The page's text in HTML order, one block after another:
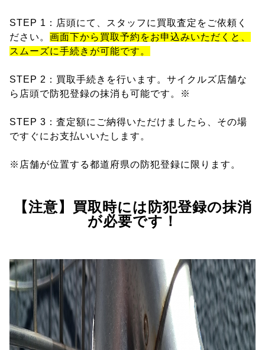
STEP 1：店頭にて、スタッフに買取査定をご依頼く
ださい。 画面下から買取予約をお申込みいただくと、
スムーズに手続きが可能です。
STEP 2：買取手続きを行います。サイクルズ店舗な
ら店頭で防犯登録の抹消も可能です。※
STEP 3：査定額にご納得いただけましたら、その場
ですぐにお支払いいたします。
※店舗が位置する都道府県の防犯登録に限ります。
【注意】買取時には防犯登録の抹消
が必要です！